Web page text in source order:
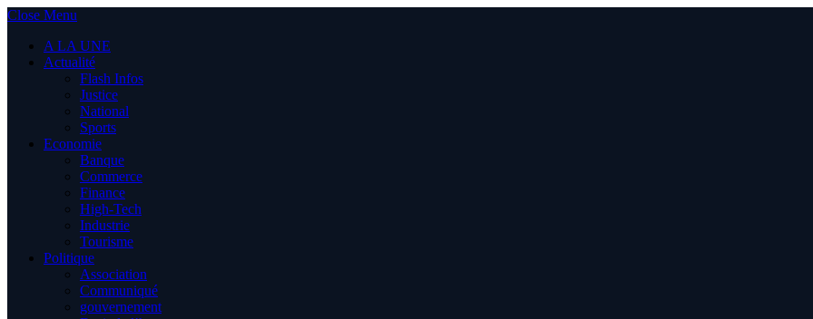
Close Menu
A LA UNE
Actualité
Flash Infos
Justice
National
Sports
Economie
Banque
Commerce
Finance
High-Tech
Industrie
Tourisme
Politique
Association
Communiqué
gouvernement